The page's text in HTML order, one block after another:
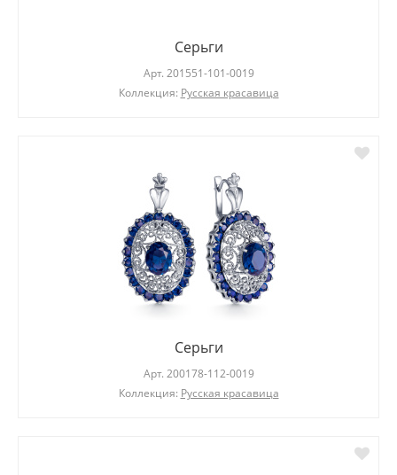
Серьги
Арт. 201551-101-0019
Коллекция: Русская красавица
Серьги
Арт. 200178-112-0019
Коллекция: Русская красавица